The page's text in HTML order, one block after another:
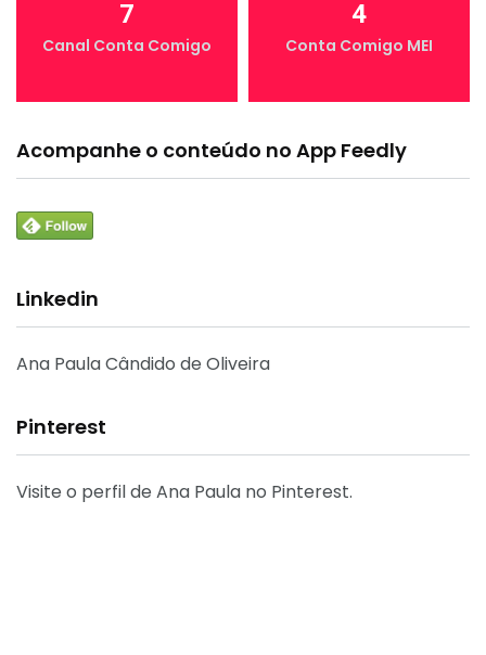
7
Canal Conta Comigo
4
Conta Comigo MEI
Acompanhe o conteúdo no App Feedly
Linkedin
Ana Paula Cândido de Oliveira
Pinterest
Visite o perfil de Ana Paula no Pinterest.